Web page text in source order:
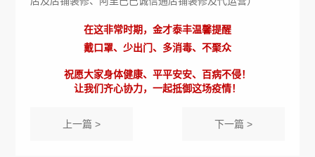
在这非常时期，金才泰丰温馨提醒
戴口罩、少出门、多消毒、不聚众
祝愿大家身体健康、平平安安、百病不侵！
让我们齐心协力，一起抵御这场疫情！
上一篇 > 下一篇 >